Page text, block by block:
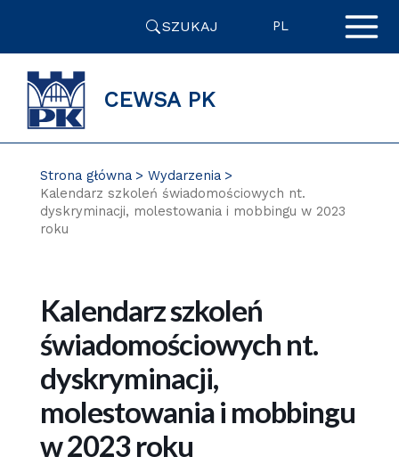
SZUKAJ PL
CEWSA PK
Strona główna
Wydarzenia
Kalendarz szkoleń świadomościowych nt.
dyskryminacji, molestowania i mobbingu w 2023
roku
Kalendarz szkoleń
świadomościowych nt.
dyskryminacji,
molestowania i mobbingu
w 2023 roku